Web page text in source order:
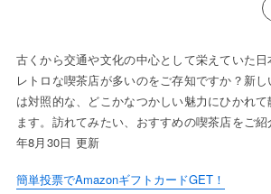
古くから交通や文化の中心として栄えていた
レトロな喫茶店が多いのをご存知ですか？新
は対照的な、どこかなつかしい魅力にひかれ
ます。訪れてみたい、おすすめの喫茶店をご
年8月30日 更新
簡単投票でAmazonギフトカードGET！